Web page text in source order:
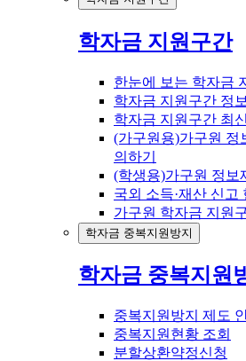
학자금 지원구간
한눈에 보는 학자금
학자금 지원구간 정
학자금 지원구간 최
(가구원용)가구원 정
의하기
(학생용)가구원 정보
국외 소득·재산 신고
가구원 학자금 지원
학자금 중복지원방지
학자금 중복지원
중복지원방지 제도
중복지원현황 조회
분할상환약정신청